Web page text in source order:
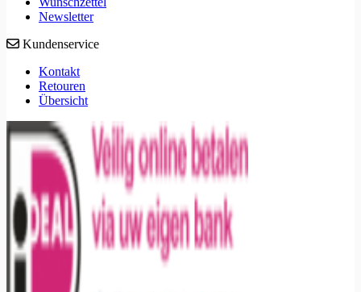
Newsletter
Kundenservice
Kontakt
Retouren
Übersicht